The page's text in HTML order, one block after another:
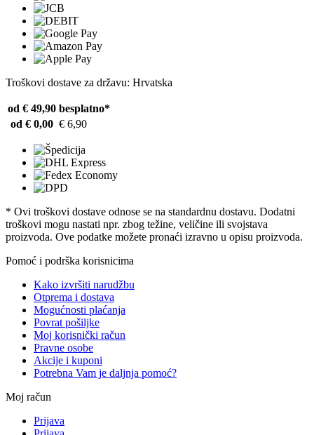
Troškovi dostave za državu: Hrvatska
od € 49,90 besplatno*
od € 0,00 € 6,90
* Ovi troškovi dostave odnose se na standardnu ​​dostavu. Dodatni
troškovi mogu nastati npr. zbog težine, veličine ili svojstava
proizvoda. Ove podatke možete pronaći izravno u opisu proizvoda.
Pomoć i podrška korisnicima
Kako izvršiti narudžbu
Otprema i dostava
Mogućnosti plaćanja
Povrat pošiljke
Moj korisnički račun
Pravne osobe
Akcije i kuponi
Potrebna Vam je daljnja pomoć?
Moj račun
Prijava